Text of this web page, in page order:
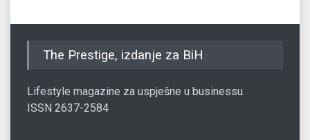
The Prestige, izdanje za BiH
Lifestyle magazine za uspješne u businessu
ISSN 2637-2584